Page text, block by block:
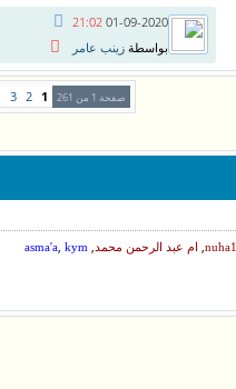
01-09-2020
21:02
بواسطة زينب عامر
صفحة 1 من 261 1
2
3
, ام عبد الرحمن محمد ,
asma'a, kym